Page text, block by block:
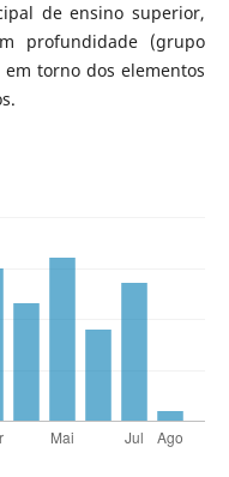
de ensino superior,
profundidade (grupo
torno dos elementos